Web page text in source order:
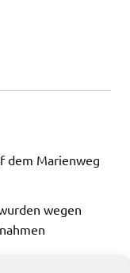
dem Marienweg
wegen